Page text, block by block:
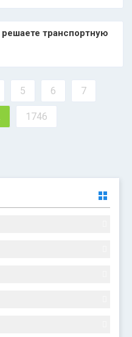
транспортную
5 6 7
1746